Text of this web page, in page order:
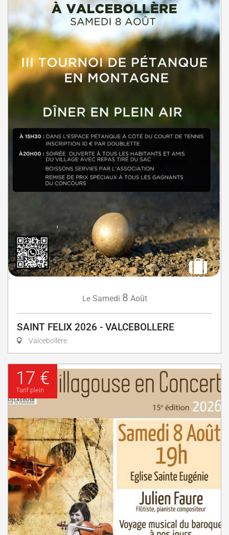
Le Samedi 8 Août
SAINT FELIX 2026 - VALCEBOLLERE
Valcebollère
17 €
Tarif plein